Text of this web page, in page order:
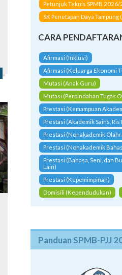
Petunjuk Teknis SPMB
SK Penetapan Daya
CARA
Afirmasi (Inklusi)
Afirmasi (Keluarga Ekonomi
Mutasi (Anak Guru)
Mutasi (Perpindahan Tugas
Prestasi (Kemampuan
Prestasi (Akademik Sains,
Prestasi (Nonakademik
Prestasi (Nonakademik
Prestasi (Bahasa, Seni, dan
Lain)
Prestasi (Kepemimpinan)
Domisili (Kependudukan)
Panduan SPMB-PJJ